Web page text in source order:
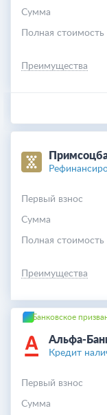
Cумма
Полная стоимость
Преимущества
Первый взнос
Cумма
Полная стоимость
Преимущества
Банковское
Альфа-
Кредит
Первый взнос
Cумма